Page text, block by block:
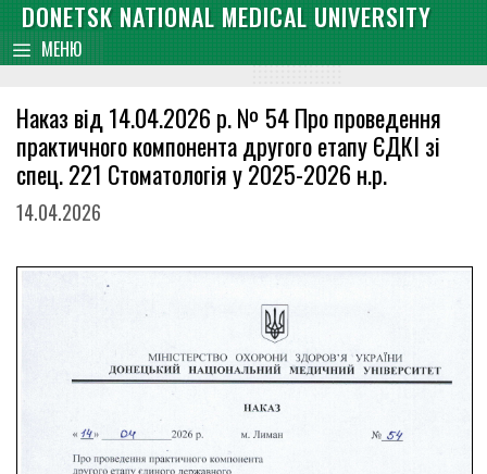
content
Skip
to
content
DONETSK NATIONAL MEDICAL UNIVERSITY
МЕНЮ
Наказ від 14.04.2026 р. № 54 Про проведення
практичного компонента другого етапу ЄДКІ зі
спец. 221 Стоматологія у 2025-2026 н.р.
14.04.2026